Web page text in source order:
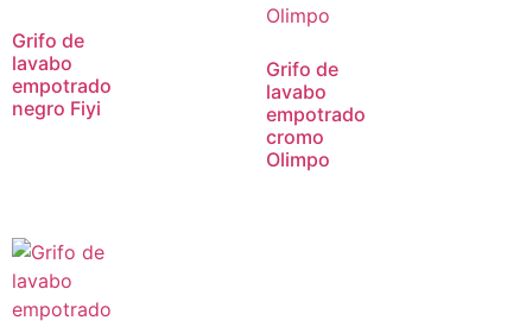
Grifo de
lavabo
empotrado
negro Fiyi
Grifo de
lavabo
empotrado
cromo
Olimpo